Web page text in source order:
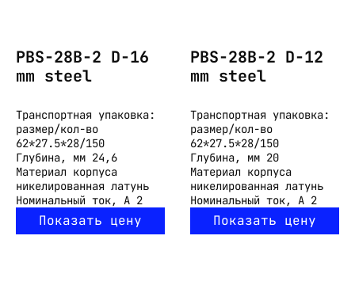
PBS-28B-2 D-16
mm steel
Транспортная упаковка:
размер/кол-во
62*27.5*28/150
Глубина, мм 24,6
Материал корпуса
никелированная латунь
Номинальный ток, А 2
Показать цену
PBS-28B-2 D-12
mm steel
Транспортная упаковка:
размер/кол-во
62*27.5*28/150
Глубина, мм 20
Материал корпуса
никелированная латунь
Номинальный ток, А 2
Показать цену